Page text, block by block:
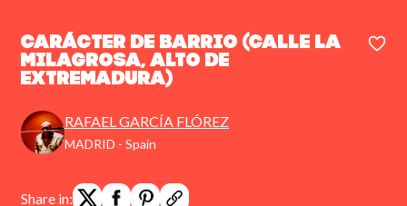
Carácter de barrio (Calle La
Milagrosa, Alto de
Extremadura)
RAFAEL GARCÍA FLÓREZ
MADRID - Spain
Share in: